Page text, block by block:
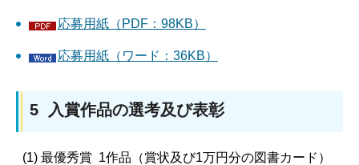
応募用紙（PDF：98KB）
応募用紙（ワード：36KB）
5 入賞作品の選考及び表彰
(1) 最優秀賞 1作品（賞状及び1万円分の図書カード）